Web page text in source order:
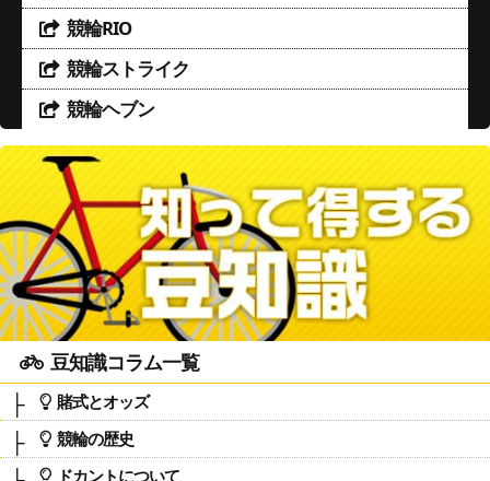
競輪RIO
競輪ストライク
競輪ヘブン
豆知識コラム一覧
賭式とオッズ
競輪の歴史
ドカントについて